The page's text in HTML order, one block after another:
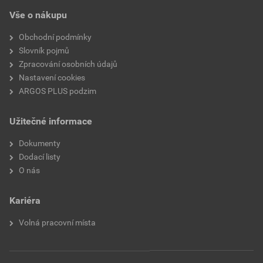
Vše o nákupu
Obchodní podmínky
Slovník pojmů
Zpracování osobních údajů
Nastavení cookies
ARGOS PLUS podzim
Užitečné informace
Dokumenty
Dodací listy
O nás
Kariéra
Volná pracovní místa